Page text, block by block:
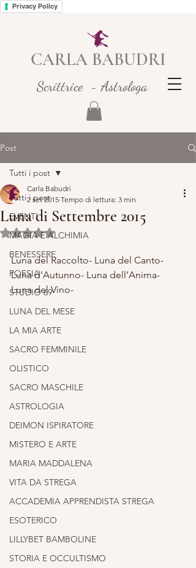
Privacy Policy
CARLA BABUDRI
Scrittrice - Astrologa
Post
Tutti i post
EVENTI
MAGIA E ALCHIMIA
BENESSERE
POESIA
STUDIO 69
LUNA DEL MESE
LA MIA ARTE
SACRO FEMMINILE
OLISTICO
SACRO MASCHILE
ASTROLOGIA
DEIMON ISPIRATORE
MISTERO E ARTE
MARIA MADDALENA
VITA DA STREGA
ACCADEMIA APPRENDISTA STREGA
ESOTERICO
LILLYBET BAMBOLINE
STORIA E OCCULTISMO
Tutti i post
Luna di Settembre 2015
Carla Babudri
2 set 2015 Tempo di lettura: 3 min
Valutazione NaN stelle su 5.
Luna del Raccolto- Luna del Canto-
Luna d’Autunno- Luna dell’Anima-
Luna del Vino-